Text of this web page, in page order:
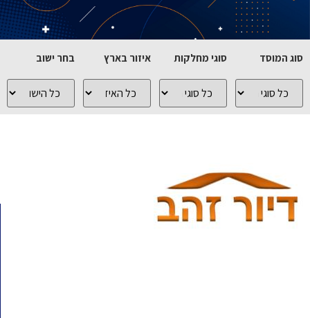
סוג המוסד
כל
סוגי
המוסדות
סוגי מחלקות
כל
סוגי
המחלקות
איזור בארץ
כל
האיזורים
בארץ
בחר ישוב
כל
הישובים